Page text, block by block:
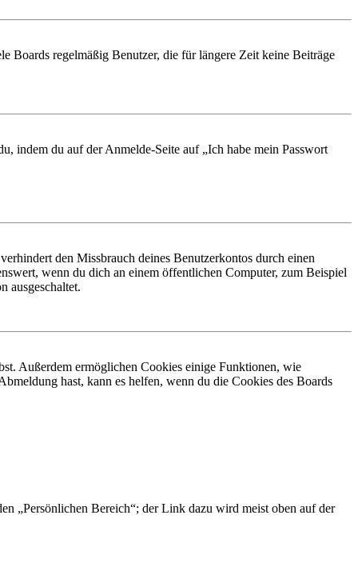
Boards regelmäßig Benutzer, die für längere Zeit keine Beiträge
indem du auf der Anmelde-Seite auf „Ich habe mein Passwort
den Missbrauch deines Benutzerkontos durch einen
wenn du dich an einem öffentlichen Computer, zum Beispiel
ausgeschaltet.
Außerdem ermöglichen Cookies einige Funktionen, wie
hast, kann es helfen, wenn du die Cookies des Boards
„Persönlichen Bereich“; der Link dazu wird meist oben auf der